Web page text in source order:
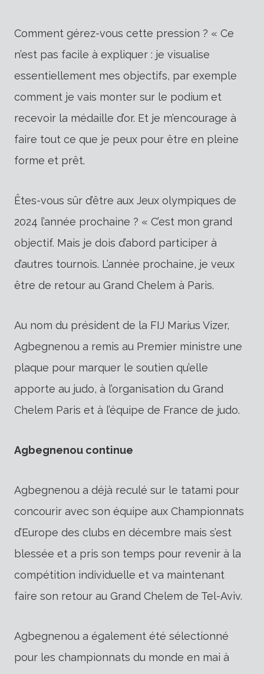
Comment gérez-vous cette pression ? « Ce
n’est pas facile à expliquer : je visualise
essentiellement mes objectifs, par exemple
comment je vais monter sur le podium et
recevoir la médaille d’or. Et je m’encourage à
faire tout ce que je peux pour être en pleine
forme et prêt.
Êtes-vous sûr d’être aux Jeux olympiques de
2024 l’année prochaine ? « C’est mon grand
objectif. Mais je dois d’abord participer à
d’autres tournois. L’année prochaine, je veux
être de retour au Grand Chelem à Paris.
Au nom du président de la FIJ Marius Vizer,
Agbegnenou a remis au Premier ministre une
plaque pour marquer le soutien qu’elle
apporte au judo, à l’organisation du Grand
Chelem Paris et à l’équipe de France de judo.
Agbegnenou continue
Agbegnenou a déjà reculé sur le tatami pour
concourir avec son équipe aux Championnats
d’Europe des clubs en décembre mais s’est
blessée et a pris son temps pour revenir à la
compétition individuelle et va maintenant
faire son retour au Grand Chelem de Tel-Aviv.
Agbegnenou a également été sélectionné
pour les championnats du monde en mai à